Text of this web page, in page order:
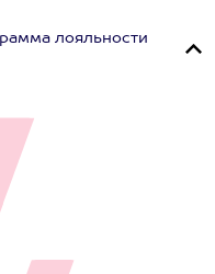
лояльности